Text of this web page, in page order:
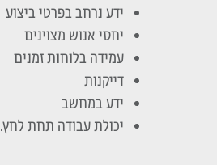
ידע נרחב בפרטי ביצוע
יחסי אנוש מצוינים
עמידה בלוחות זמנים
דייקנות
ידע במחשב
יכולת עבודה תחת לחץ.